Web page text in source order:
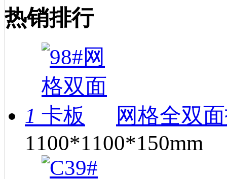
热销排行
1
网格全双
1100*1100*150mm